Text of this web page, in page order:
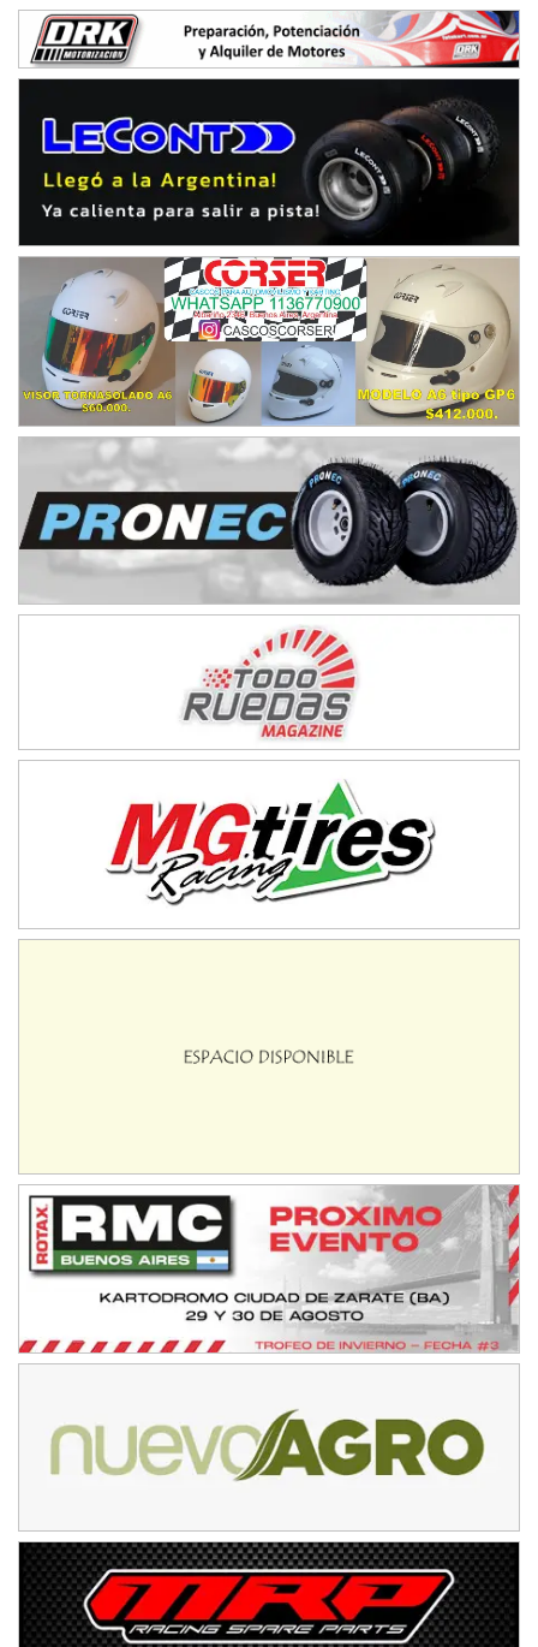
SUR ENTRERRIANO - F6
Hugo "Gato" Molini (Tierra)
Nogoyá (Entre Ríos)
RIOJANO - F6
Ciudad de La Rioja (Asfalto)
La Rioja (La Rioja)
PROKART NEUQUINO - F6
Centenario (Neuquén)
CENTRO BONAERENSE - F6
Emilio Parisi (Tierra)
25 de Mayo (Buenos Aires)